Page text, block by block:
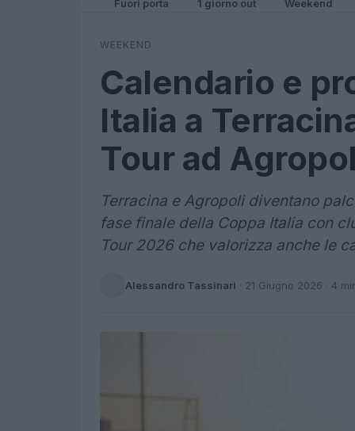
Fuori porta 1 giorno out Weekend
WEEKEND
Calendario e
Italia a
Tour ad
Terracina e Agropoli diventano
fase finale della Coppa Italia con
Tour 2026 che valorizza anche le
Alessandro Tassinari · 21 Giugno 2026 · 4